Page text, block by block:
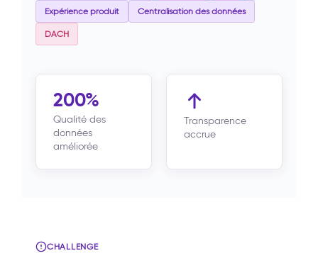
Expérience produit Centralisation des données
DACH
200%
Qualité des
données
améliorée
Transparence
accrue
CHALLENGE